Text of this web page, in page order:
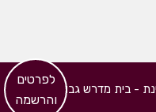
​לפרטים
והרשמה